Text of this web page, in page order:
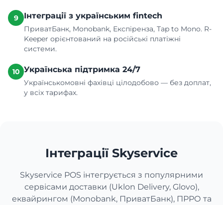
9 Інтеграції з українським fintech
ПриватБанк, Monobank, Експіренза, Tap to Mono. R-
Keeper орієнтований на російські платіжні
системи.
10 Українська підтримка 24/7
Українськомовні фахівці цілодобово — без доплат,
у всіх тарифах.
Інтеграції Skyservice
Skyservice POS інтегрується з популярними
сервісами доставки (Uklon Delivery, Glovo),
еквайрингом (Monobank, ПриватБанк), ПРРО та